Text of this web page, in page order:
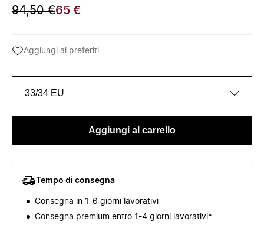
94,50 €65 €
Aggiungi ai preferiti
33/34 EU
Aggiungi al carrello
Tempo di consegna
Consegna in 1-6 giorni lavorativi
Consegna premium entro 1-4 giorni lavorativi*